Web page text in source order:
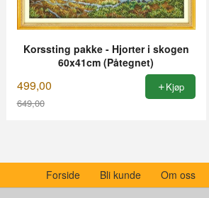
Korssting pakke - Hjorter i skogen
60x41cm (Påtegnet)
499,00
649,00
Kjøp
Forside Bli kunde Om oss